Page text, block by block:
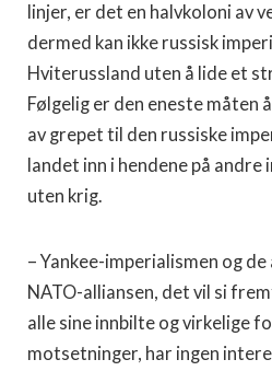
linjer, er det en halvkoloni av
dermed kan ikke russisk
Hviterussland uten å lide et
Følgelig er den eneste måten
av grepet til den russiske
landet inn i hendene på
uten krig.
– Yankee-imperialismen og
NATO-alliansen, det vil si
alle sine innbilte og virkelige
motsetninger, har ingen